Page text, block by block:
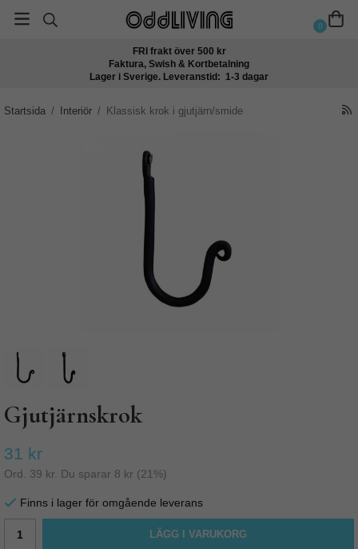
0
FRI frakt över 500 kr
Faktura, Swish & Kortbetalning
Lager i Sverige. Leveranstid: 1-3 dagar
Startsida / Interiör / Klassisk krok i gjutjärn/smide
Gjutjärnskrok
31 kr
Ord. 39 kr . Du sparar 8 kr (21 %)
Finns i lager för omgående leverans
LÄGG I VARUKORG